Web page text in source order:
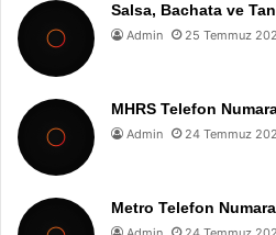
Salsa, Bachata ve
Admin 25 Temmuz
MHRS Telefon
Admin 24 Temmuz
Metro Telefon